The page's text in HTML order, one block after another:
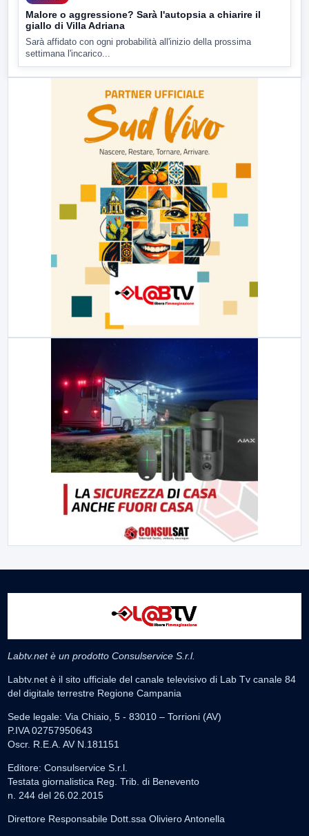
Malore o aggressione? Sarà l'autopsia a chiarire il
giallo di Villa Adriana
Sarà affidato con ogni probabilità all'inizio della prossima
settimana l'incarico...
Labtv.net è un prodotto Consulservice S.r.l.
Labtv.net è il sito ufficiale del canale televisivo di Lab Tv canale 84
del digitale terrestre Regione Campania
Sede legale: Via Chiaio, 5 - 83010 – Torrioni (AV)
P.IVA 02757950643
Oscr. R.E.A. AV N.181151
Editore: Consulservice S.r.l.
Testata giornalistica Reg. Trib. di Benevento
n. 244 del 26.02.2015
Direttore Responsabile Dott.ssa Oliviero Antonella